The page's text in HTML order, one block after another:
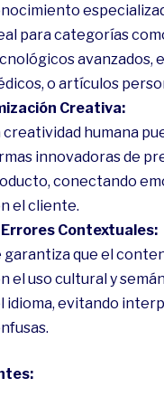
para categorías
avanzados,
o artículos
Creativa:
creatividad humana
innovadoras de
conectando
el cliente.
Contextuales:
garantiza que el
el uso cultural y
idioma, evitando